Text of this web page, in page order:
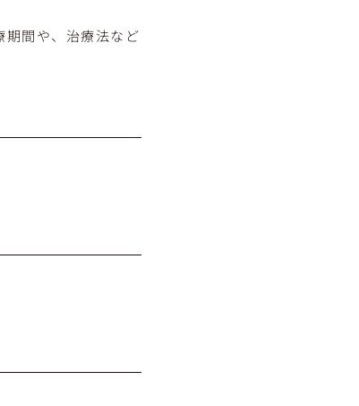
間や、治療法など